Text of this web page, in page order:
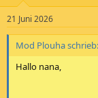
Gruß
Plouha
21 Juni 2026
Mod Plouha schrieb:
Hallo nana,